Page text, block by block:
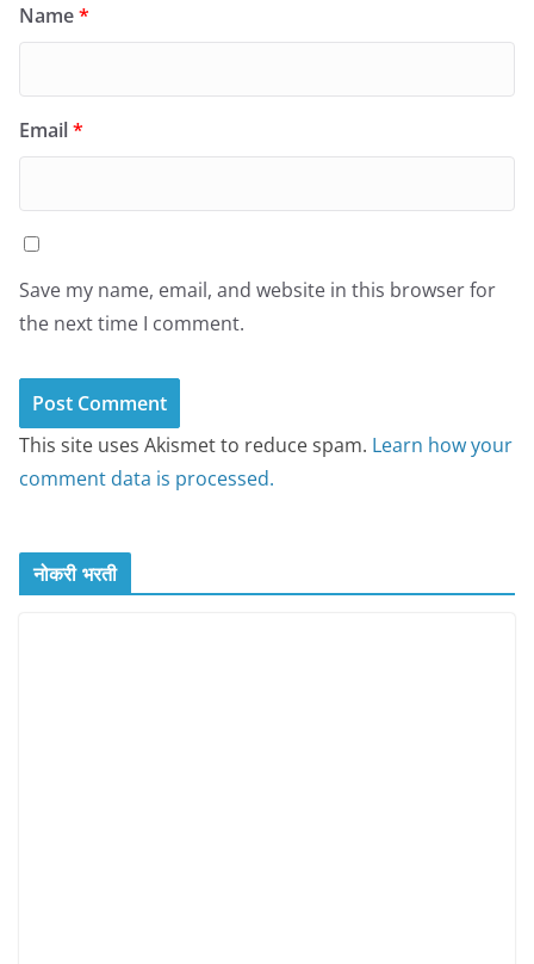
Name*
Email*
Save my name, email, and website in this browser for
the next time I comment.
This site uses Akismet to reduce spam. Learn how your
comment data is processed.
नोकरी भरती